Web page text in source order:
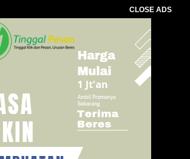
CLOSE ADS